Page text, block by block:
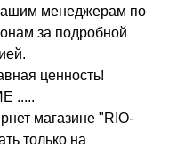
менеджерам по
за подробной
ценность!
.....
магазине "RIO-
только на